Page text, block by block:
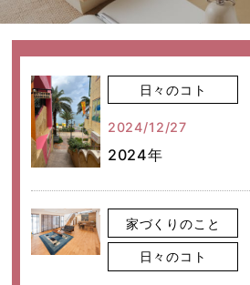
日々のコト
2024/12/27
2024年
家づくりのこと
日々のコト